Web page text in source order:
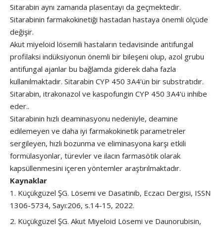
Sitarabin aynı zamanda plasentayı da geçmektedir.
Sitarabinin farmakokinetiği hastadan hastaya önemli ölçüde
değişir.
Akut miyeloid lösemili hastaların tedavisinde antifungal
profilaksi indüksiyonun önemli bir bileşeni olup, azol grubu
antifungal ajanlar bu bağlamda giderek daha fazla
kullanılmaktadır. Sitarabin CYP 450 3A4’ün bir substratıdır.
Sitarabin, itrakonazol ve kaspofungin CYP 450 3A4’ü inhibe
eder..
Sitarabinin hızlı deaminasyonu nedeniyle, deamine
edilemeyen ve daha iyi farmakokinetik parametreler
sergileyen, hızlı bozunma ve eliminasyona karşı etkili
formülasyonlar, türevler ve ilacın farmasötik olarak
kapsüllenmesini içeren yöntemler araştırılmaktadır.
Kaynaklar
Küçükgüzel ŞG. Lösemi ve Dasatinib, Eczacı Dergisi, ISSN
1306-5734, Sayı:206, s.14-15, 2022.
Küçükgüzel ŞG. Akut Miyeloid Lösemi ve Daunorubisin,